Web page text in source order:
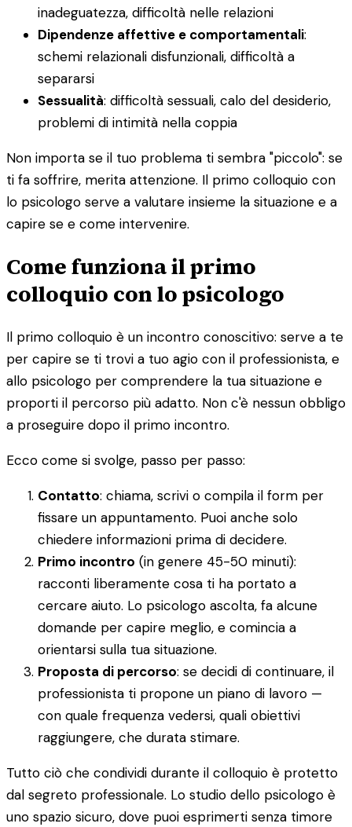
inadeguatezza, difficoltà nelle relazioni
Dipendenze affettive e comportamentali:
schemi relazionali disfunzionali, difficoltà a
separarsi
Sessualità: difficoltà sessuali, calo del desiderio,
problemi di intimità nella coppia
Non importa se il tuo problema ti sembra "piccolo": se
ti fa soffrire, merita attenzione. Il primo colloquio con
lo psicologo serve a valutare insieme la situazione e a
capire se e come intervenire.
Come funziona il primo
colloquio con lo psicologo
Il primo colloquio è un incontro conoscitivo: serve a te
per capire se ti trovi a tuo agio con il professionista, e
allo psicologo per comprendere la tua situazione e
proporti il percorso più adatto. Non c'è nessun obbligo
a proseguire dopo il primo incontro.
Ecco come si svolge, passo per passo:
Contatto: chiama, scrivi o compila il form per
fissare un appuntamento. Puoi anche solo
chiedere informazioni prima di decidere.
Primo incontro (in genere 45-50 minuti):
racconti liberamente cosa ti ha portato a
cercare aiuto. Lo psicologo ascolta, fa alcune
domande per capire meglio, e comincia a
orientarsi sulla tua situazione.
Proposta di percorso: se decidi di continuare, il
professionista ti propone un piano di lavoro —
con quale frequenza vedersi, quali obiettivi
raggiungere, che durata stimare.
Tutto ciò che condividi durante il colloquio è protetto
dal segreto professionale. Lo studio dello psicologo è
uno spazio sicuro, dove puoi esprimerti senza timore